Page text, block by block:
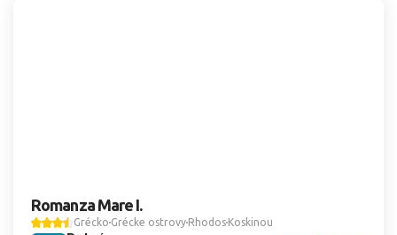
Romanza Mare I.
Grécko Grécke ostrovy Rhodos Koskinou